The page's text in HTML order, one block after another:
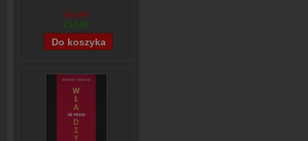
mężczyzn
Tadeusz Oleszczuk
€13,90
€10,48